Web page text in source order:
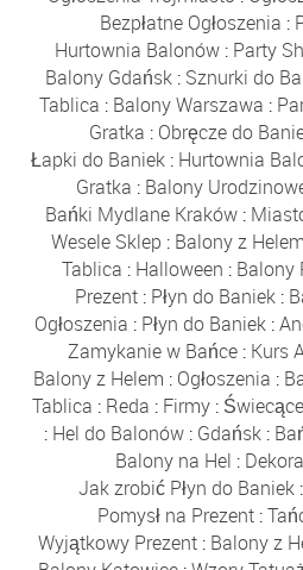
Bezpłatne Ogłoszenia :
Hurtownia Balonów : Party
Balony Gdańsk : Sznurki do
Tablica : Balony Warszawa :
Gratka : Obręcze do
Łapki do Baniek: Hurtownia
Gratka : Balony
Bańki Mydlane Kraków :
Wesele Sklep : Balony z
Tablica : Halloween : Balony
Prezent : Płyn do Baniek :
Ogłoszenia : Płyn do Baniek :
Zamykanie w Bańce : Kurs
Balony z Helem : Ogłoszenia :
Tablica : Reda : Firmy:
: Hel do Balonów: Gdańsk:
Balony na Hel :
Jak zrobić Płyn do Baniek:
Pomysł na Prezent :
Wyjątkowy Prezent: Balony z